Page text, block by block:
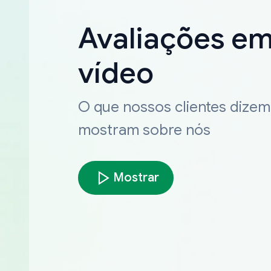
Avaliações
vídeo
O que nossos clientes
mostram sobre nós
Mostrar